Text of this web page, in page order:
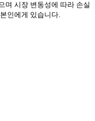
며 시장 변동성에 따라 손실
인에게 있습니다.